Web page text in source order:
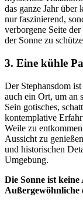
das ganze Jahr
nur faszinierend,
verborgene Seite
der Sonne zu
3. Eine kühle
Der Stephansdom
auch ein Ort, um an
Sein gotisches,
kontemplative
Weile zu
Aussicht zu
und historischen
Umgebung.
Die Sonne ist
Außergewöhnliche